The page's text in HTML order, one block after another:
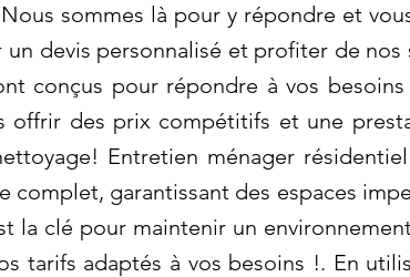
sommes là pour y répondre et
devis personnalisé et profiter de nos
conçus pour répondre à vos
offrir des prix compétitifs et une
Entretien ménager
complet, garantissant des espaces
la clé pour maintenir un
tarifs adaptés à vos besoins !. En